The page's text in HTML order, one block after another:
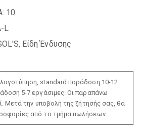
10
L
, Είδη Ένδυσης
standard παράδοση 10-12
5-7 εργάσιμες. Οι παραπάνω
Μετά την υποβολή της ζήτησής σας, θα
από το τμήμα πωλήσεων.